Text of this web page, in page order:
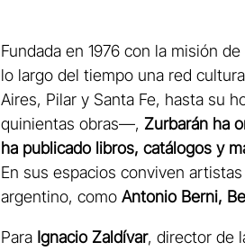
Fundada en 1976 con la misión
lo largo del tiempo una red
Aires, Pilar y Santa Fe, hasta su
quinientas obras—, Zurbarán ha
ha publicado libros, catálogos y
En sus espacios conviven
argentino, como Antonio Berni,
Para Ignacio Zaldívar, director de